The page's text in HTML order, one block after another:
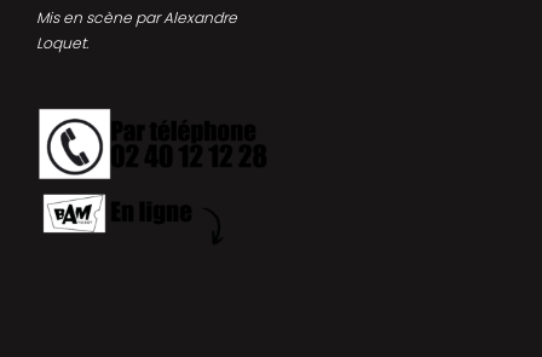
Mis en scène par Alexandre
Loquet.